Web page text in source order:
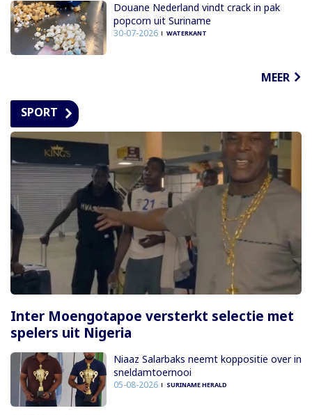
Douane Nederland vindt crack in pak
popcorn uit Suriname
30-07-2026 WATERKANT
MEER
SPORT
Inter Moengotapoe versterkt selectie met
spelers uit Nigeria
Niaaz Salarbaks neemt koppositie over in
sneldamtoernooi
05-08-2026 SURINAME HERALD